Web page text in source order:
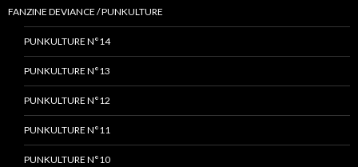
FANZINE DEVIANCE / PUNKULTURE
PUNKULTURE N°14
PUNKULTURE N°13
PUNKULTURE N°12
PUNKULTURE N°11
PUNKULTURE N°10